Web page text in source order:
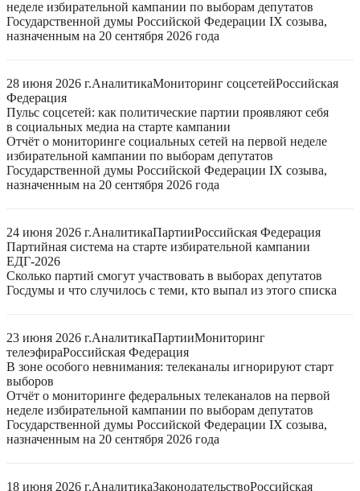
неделе избирательной кампании по выборам депутатов
Государственной думы Российской Федерации IX созыва,
назначенным на 20 сентября 2026 года
28 июня 2026 г.АналитикаМониторинг соцсетейРоссийская
Федерация
Пульс соцсетей: как политические партии проявляют себя
в социальных медиа на старте кампании
Отчёт о мониторинге социальных сетей на первой неделе
избирательной кампании по выборам депутатов
Государственной думы Российской Федерации IX созыва,
назначенным на 20 сентября 2026 года
24 июня 2026 г.АналитикаПартииРоссийская Федерация
Партийная система на старте избирательной кампании
ЕДГ-2026
Сколько партий смогут участвовать в выборах депутатов
Госдумы и что случилось с теми, кто выпал из этого списка
23 июня 2026 г.АналитикаПартииМониторинг
телеэфираРоссийская Федерация
В зоне особого невнимания: телеканалы игнорируют старт
выборов
Отчёт о мониторинге федеральных телеканалов на первой
неделе избирательной кампании по выборам депутатов
Государственной думы Российской Федерации IX созыва,
назначенным на 20 сентября 2026 года
18 июня 2026 г.АналитикаЗаконодательствоРоссийская